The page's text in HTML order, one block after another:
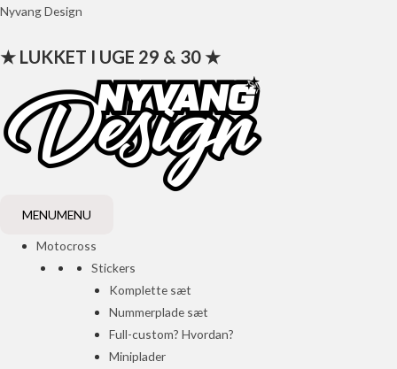
Gå
indholdet
Nyvang Design
★ LUKKET I UGE 29 & 30 ★
MENUMENU
Motocross
Stickers
Komplette sæt
Nummerplade sæt
Full-custom? Hvordan?
Miniplader